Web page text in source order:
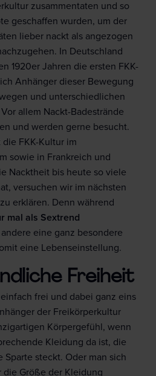
zusammentaten und so
geschaffen wurden, um der
lieber nackt als angezogen
In Deutschland
1920er Jahren die ersten FKK-
Anhänger dieser Bewegung
und unterschiedlichen
allem Nackt-Badestrände
und werden gerne besucht.
FKK-Kultur im
sowie in Frankreich und
Nacktheit bis heute so viele
versuchen wir im nächsten
erklären. Denn während
mal als Sextrend
eine ganz besondere
eine Lebenseinstellung.
Freiheit
frei und dabei ganz eins
der Freikörperkultur
Körpergefühl, wenn
Kleidung da ist, die
steckt. Oder man sich
Größe der Kleidung